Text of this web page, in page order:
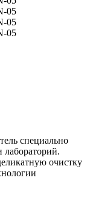
специально
лабораторий.
очистку